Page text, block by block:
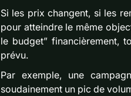
Si les prix changent, si les
pour atteindre le même
le budget” financièrement,
prévu.
Par exemple, une
soudainement un pic de